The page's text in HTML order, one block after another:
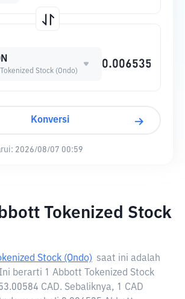
Stock (Ondo)
Konversi
2026/08/07 00:59
Tokenized Stock
Stock (Ondo) saat ini adalah
berarti 1 Abbott Tokenized Stock
CAD. Sebaliknya, 1 CAD